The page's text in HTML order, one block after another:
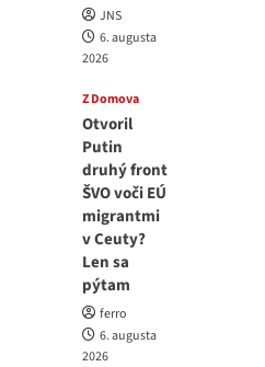
JNS
6. augusta
2026
Z Domova
Otvoril
Putin
druhý front
ŠVO voči EÚ
migrantmi
v Ceuty?
Len sa
pýtam
ferro
6. augusta
2026